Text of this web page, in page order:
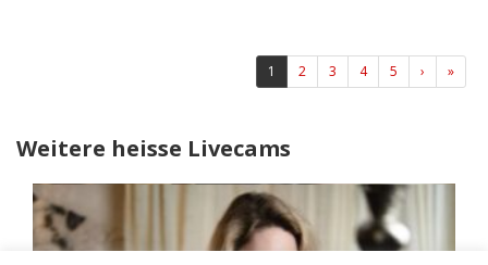
1 (aktuell)
2 3 4 5 › »
Weitere heisse Livecams